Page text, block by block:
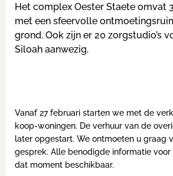
Het complex Oester Staete omvat
met een sfeervolle
grond. Ook zijn er 20 zorgstudio’s
Siloah aanwezig.
Vanaf 27 februari starten we met de
koop-woningen. De verhuur van de
later opgestart. We ontmoeten u graag
gesprek. Alle benodigde informatie
dat moment beschikbaar.